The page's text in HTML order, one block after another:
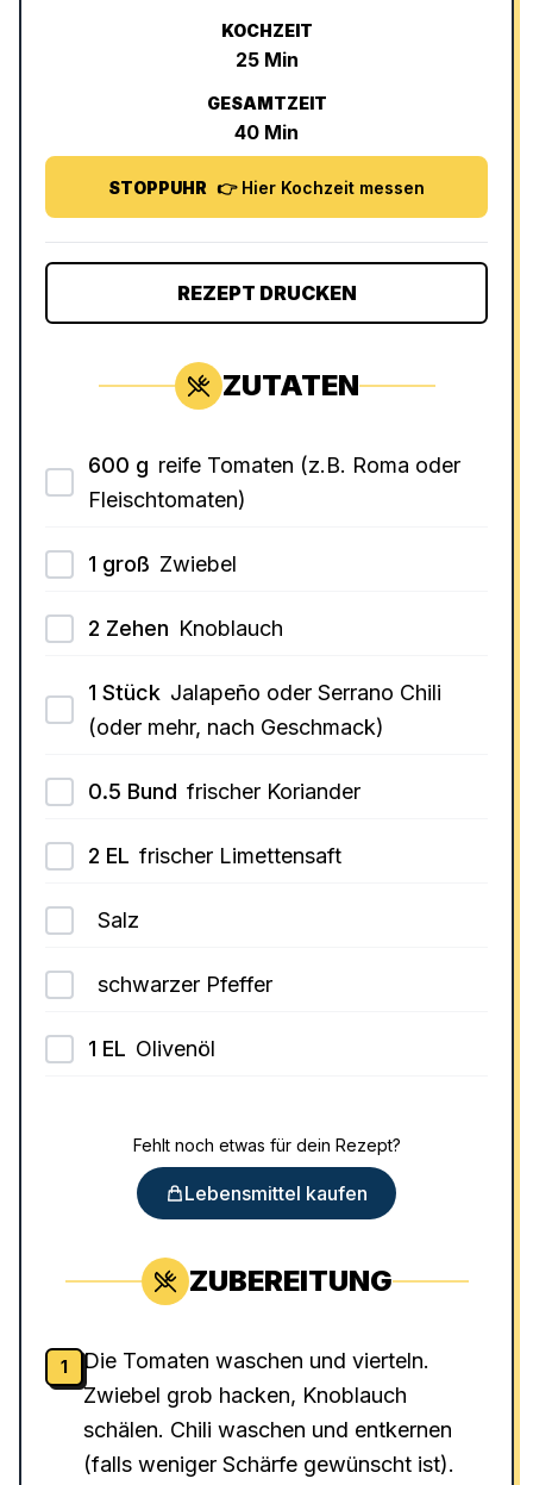
KOCHZEIT
25Min
GESAMTZEIT
40 Min
STOPPUHR 👉 Hier Kochzeit messen
REZEPT DRUCKEN
ZUTATEN
600 g reife Tomaten (z.B. Roma oder
Fleischtomaten)
1 groß Zwiebel
2 Zehen Knoblauch
1 Stück Jalapeño oder Serrano Chili
(oder mehr, nach Geschmack)
0.5 Bund frischer Koriander
2 EL frischer Limettensaft
Salz
schwarzer Pfeffer
1 EL Olivenöl
Fehlt noch etwas für dein Rezept?
Lebensmittel kaufen
ZUBEREITUNG
1
Die Tomaten waschen und vierteln.
Zwiebel grob hacken, Knoblauch
schälen. Chili waschen und entkernen
(falls weniger Schärfe gewünscht ist).